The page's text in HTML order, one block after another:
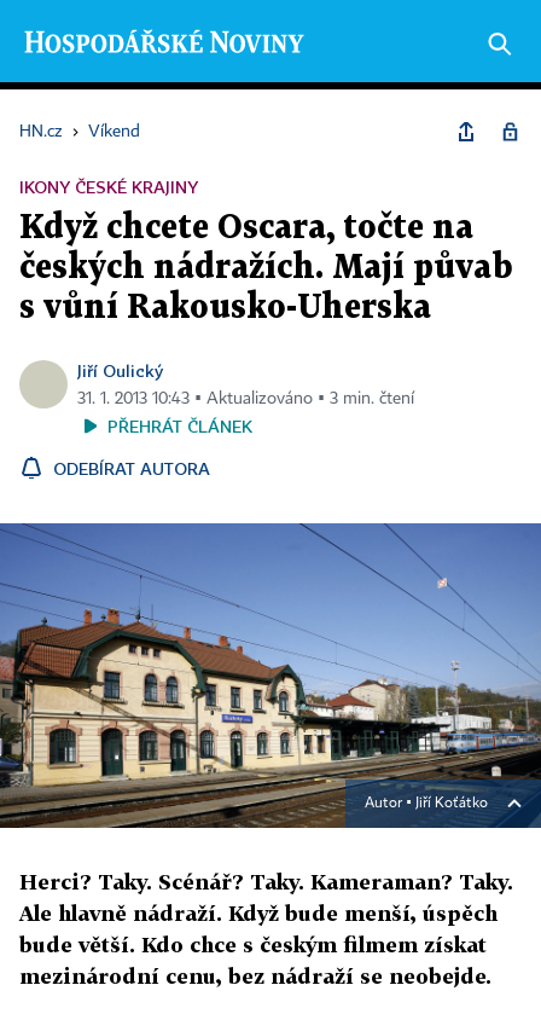
HN.cz › Víkend
IKONY ČESKÉ KRAJINY
Když chcete Oscara, točte na
českých nádražích. Mají půvab
s vůní Rakousko-Uherska
Jiří Oulický
31. 1. 2013 10:43 ▪ Aktualizováno ▪ 3 min. čtení
PŘEHRÁT ČLÁNEK
ODEBÍRAT AUTORA
Autor ▪ Jiří Koťátko
Herci? Taky. Scénář? Taky. Kameraman? Taky.
Ale hlavně nádraží. Když bude menší, úspěch
bude větší. Kdo chce s českým filmem získat
mezinárodní cenu, bez nádraží se neobejde.